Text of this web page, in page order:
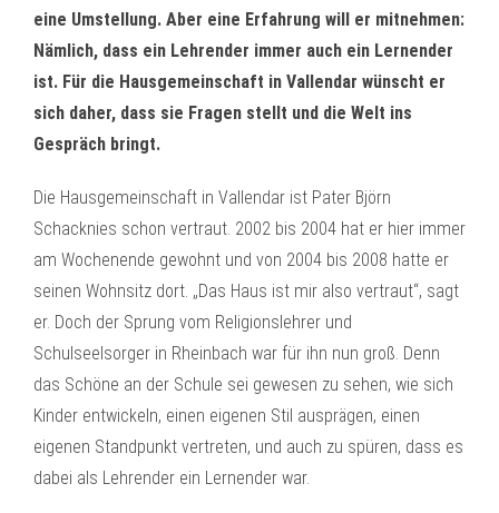
eine Umstellung. Aber eine Erfahrung will er mitnehmen:
Nämlich, dass ein Lehrender immer auch ein Lernender
ist. Für die Hausgemeinschaft in Vallendar wünscht er
sich daher, dass sie Fragen stellt und die Welt ins
Gespräch bringt.
Die Hausgemeinschaft in Vallendar ist Pater Björn
Schacknies schon vertraut. 2002 bis 2004 hat er hier immer
am Wochenende gewohnt und von 2004 bis 2008 hatte er
seinen Wohnsitz dort. „Das Haus ist mir also vertraut“, sagt
er. Doch der Sprung vom Religionslehrer und
Schulseelsorger in Rheinbach war für ihn nun groß. Denn
das Schöne an der Schule sei gewesen zu sehen, wie sich
Kinder entwickeln, einen eigenen Stil ausprägen, einen
eigenen Standpunkt vertreten, und auch zu spüren, dass es
dabei als Lehrender ein Lernender war.